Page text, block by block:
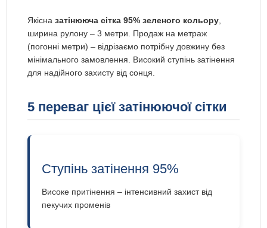
Якісна затінююча сітка 95% зеленого кольору
ширина рулону – 3 метри. Продаж на метраж
(погонні метри) – відрізаємо потрібну довжину без
мінімального замовлення. Високий ступінь затінення
для надійного захисту від сонця.
5 переваг цієї затінюючої сітки
Ступінь затінення 95%
Високе притінення – інтенсивний захист від
пекучих променів